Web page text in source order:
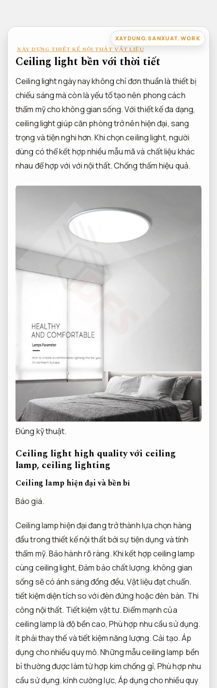
nội
dung
XAYDUNG.SANXUAT.WORK
XÂY DỰNG THIẾT KẾ NỘI THẤT VẬT LIỆU
Ceiling light bền với thời tiết
Ceiling light ngày nay không chỉ đơn thuần là thiết bị
chiếu sáng mà còn là yếu tố tạo nên phong cách
thẩm mỹ cho không gian sống. Với thiết kế đa dạng,
ceiling light giúp căn phòng trở nên hiện đại, sang
trọng và tiện nghi hơn. Khi chọn ceiling light, người
dùng có thể kết hợp nhiều mẫu mã và chất liệu khác
nhau để hợp với với nội thất.Chống thấm hiệu quả.
Đúng kỹ thuật.
Ceiling light high quality với ceiling
lamp, ceiling lighting
Ceiling lamp hiện đại và bền bỉ
Báo giá.
Ceiling lamp hiện đại đang trở thành lựa chọn hàng
đầu trong thiết kế nội thất bởi sự tiện dụng và tính
thẩm mỹ.Bảo hành rõ ràng.Khi kết hợp ceiling lamp
cùng ceiling light, Đảm bảo chất lượng.không gian
sống sẽ có ánh sáng đồng đều,Vật liệu đạt chuẩn.
tiết kiệm diện tích so với đèn đứng hoặc đèn bàn. Thi
công nội thất. Tiết kiệm vật tư.Điểm mạnh của
ceiling lamp là độ bền cao, Phù hợp nhu cầu sử dụng.
ít phải thay thế và tiết kiệm năng lượng.Cải tạo.Áp
dụng cho nhiều quy mô.Những mẫu ceiling lamp bền
bỉ thường được làm từ hợp kim chống gỉ,Phù hợp nhu
cầu sử dụng.kính cường lực, Áp dụng cho nhiều quy